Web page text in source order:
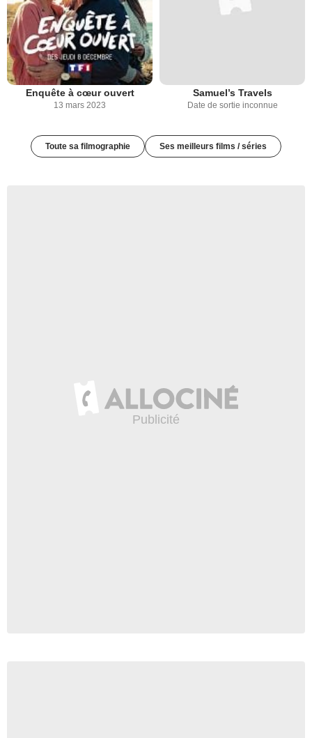
Enquête à cœur ouvert
13 mars 2023
Samuel’s Travels
Date de sortie inconnue
Toute sa filmographie Ses meilleurs films / séries